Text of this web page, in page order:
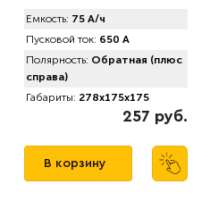
Емкость: 75 А/ч
Пусковой ток: 650 А
Полярность: Обратная (плюс
справа)
Габариты: 278x175x175
257 руб.
В корзину